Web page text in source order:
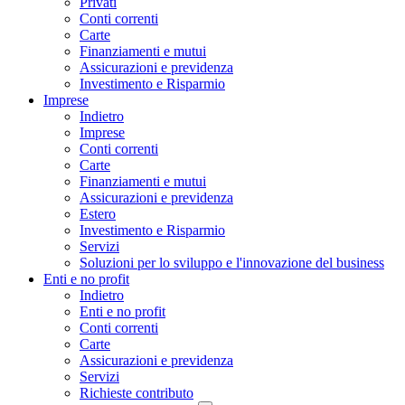
Conti correnti
Carte
Finanziamenti e mutui
Assicurazioni e previdenza
Investimento e Risparmio
Imprese
Indietro
Imprese
Conti correnti
Carte
Finanziamenti e mutui
Assicurazioni e previdenza
Estero
Investimento e Risparmio
Servizi
Soluzioni per lo sviluppo e l'innovazione del business
Enti e no profit
Indietro
Enti e no profit
Conti correnti
Carte
Assicurazioni e previdenza
Servizi
Richieste contributo